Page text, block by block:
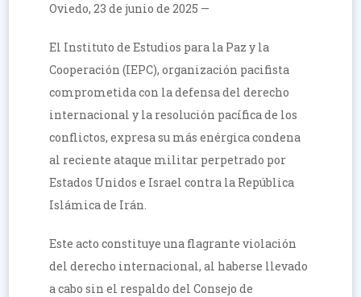
Oviedo, 23 de junio de 2025 —
El Instituto de Estudios para la Paz y la
Cooperación (IEPC), organización pacifista
comprometida con la defensa del derecho
internacional y la resolución pacífica de los
conflictos, expresa su más enérgica condena
al reciente ataque militar perpetrado por
Estados Unidos e Israel contra la República
Islámica de Irán.
Este acto constituye una flagrante violación
del derecho internacional, al haberse llevado
a cabo sin el respaldo del Consejo de